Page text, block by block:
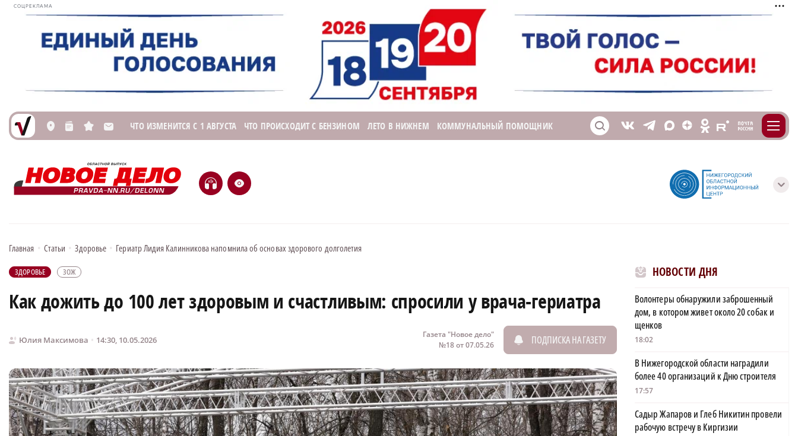
СОЦРЕКЛАМА
L n s M ЧТО ИЗМЕНИТСЯ С 1 АВГУСТА ЧТО ПРОИСХОДИТ С БЕНЗИНОМ ЛЕТО В НИЖНЕМ КОММУНАЛЬНЫЙ ПОМОЩНИК S V T X Z O E m
H e с
Главная • Статьи • Здоровье • Гериатр Лидия Калинникова напомнила об основах здорового долголетия
ЗДОРОВЬЕ ЗОЖ
Как дожить до 100 лет здоровым и счастливым: спросили у врача-гериатра
Юлия Максимова 14:30, 10.05.2026
Газета "Новое дело"
№18 от 07.05.26
ПОДПИСКА НА ГАЗЕТУ
НОВОСТИ ДНЯ
Волонтеры обнаружили заброшенный
дом, в котором живет около 20 собак и
щенков
18:02
В Нижегородской области наградили
более 40 организаций к Дню строителя
17:57
Садыр Жапаров и Глеб Никитин провели
рабочую встречу в Киргизии